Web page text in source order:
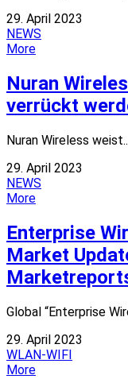
29. April 2023
NEWS
More
Nuran
verrückt
Nuran Wireless
29. April 2023
NEWS
More
Enterprise
Market
Global “Enterprise
29. April 2023
WLAN-WIFI
More